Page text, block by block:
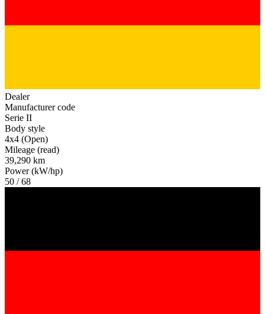
Dealer
Manufacturer code
Serie II
Body style
4x4 (Open)
Mileage (read)
39,290 km
Power (kW/hp)
50 / 68